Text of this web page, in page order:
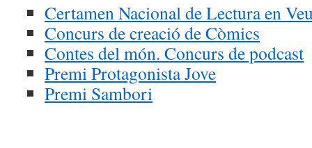
Certamen Nacional de Lectura en
Concurs de creació de Còmics
Contes del món. Concurs de podcast
Premi Protagonista Jove
Premi Sambori